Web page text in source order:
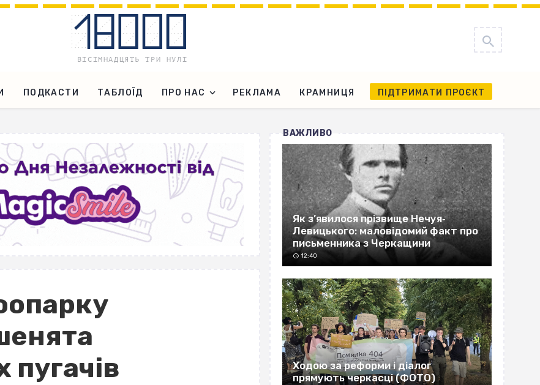
ПОДКАСТИ ТАБЛОЇД ПРО НАС РЕКЛАМА КРАМНИЦЯ ПІДТРИМАТИ ПРОЄКТ
ВАЖЛИВО
Як з’явилося прізвище Нечуя‐
Левицького: маловідомий факт про
письменника з Черкащини
12:40
Ходою за реформи і діалог
прямують черкасці (ФОТО)